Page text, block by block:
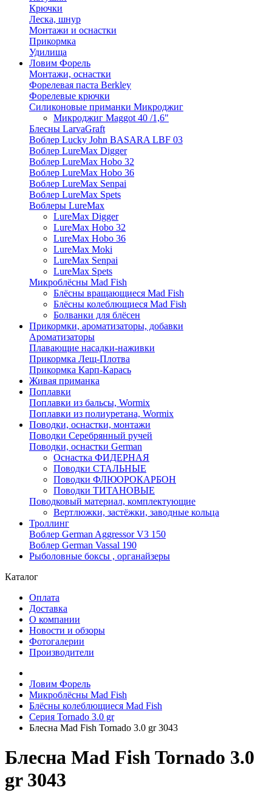
Крючки
Леска, шнур
Монтажи и оснастки
Прикормка
Удилища
Ловим Форель
Монтажи, оснастки
Форелевая паста Berkley
Форелевые крючки
Силиконовые приманки Микроджиг
Микроджиг Maggot 40 /1,6"
Блесны LarvaGraft
Воблер Lucky John BASARA LBF 03
Воблер LureMax Digger
Воблер LureMax Hobo 32
Воблер LureMax Hobo 36
Воблер LureMax Senpai
Воблер LureMax Spets
Воблеры LureMax
LureMax Digger
LureMax Hobo 32
LureMax Hobo 36
LureMax Moki
LureMax Senpai
LureMax Spets
Микроблёсны Mad Fish
Блёсны вращающиеся Mad Fish
Блёсны колеблющиеся Mad Fish
Болванки для блёсен
Прикормки, ароматизаторы, добавки
Ароматизаторы
Плавающие насадки-наживки
Прикормка Лещ-Плотва
Прикормка Карп-Карась
Живая приманка
Поплавки
Поплавки из бальсы, Wormix
Поплавки из полиуретана, Wormix
Поводки, оснастки, монтажи
Поводки Серебрянный ручей
Поводки, оснастки German
Оснастка ФИДЕРНАЯ
Поводки СТАЛЬНЫЕ
Поводки ФЛЮОРОКАРБОН
Поводки ТИТАНОВЫЕ
Поводковый материал, комплектующие
Вертлюжки, застёжки, заводные кольца
Троллинг
Воблер German Aggressor V3 150
Воблер German Vassal 190
Рыболовные боксы , органайзеры
Каталог
Оплата
Доставка
О компании
Новости и обзоры
Фотогалерии
Производители
Ловим Форель
Микроблёсны Mad Fish
Блёсны колеблющиеся Mad Fish
Серия Tornado 3.0 gr
Блесна Mad Fish Tornado 3.0 gr 3043
Блесна Mad Fish Tornado 3.0
gr 3043